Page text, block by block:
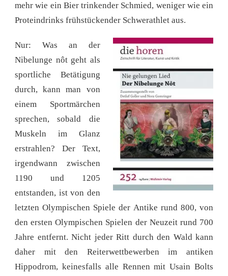
mehr wie ein Bier trinkender Schmied, weniger wie ein
Proteindrinks frühstückender Schwerathlet aus.
Nur: Was an der
Nibelunge nôt geht als
sportliche Betätigung
durch, kann man von
einem Sportmärchen
sprechen, sobald die
Muskeln im Glanz
erstrahlen? Der Text,
irgendwann zwischen
1190 und 1205
entstanden, ist von den
letzten Olympischen Spiele der Antike rund 800, von
den ersten Olympischen Spielen der Neuzeit rund 700
Jahre entfernt. Nicht jeder Ritt durch den Wald kann
daher mit den Reiterwettbewerben im antiken
Hippodrom, keinesfalls alle Rennen mit Usain Bolts